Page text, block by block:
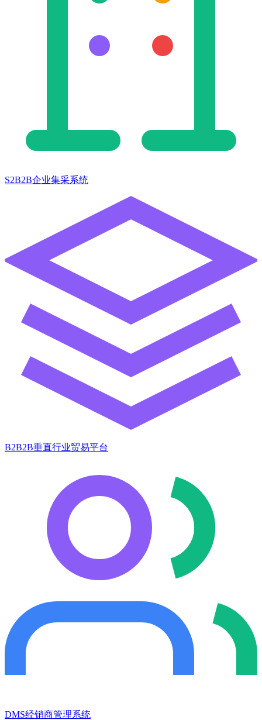
S2B2B企业集采系统
B2B2B垂直行业贸易平台
DMS经销商管理系统